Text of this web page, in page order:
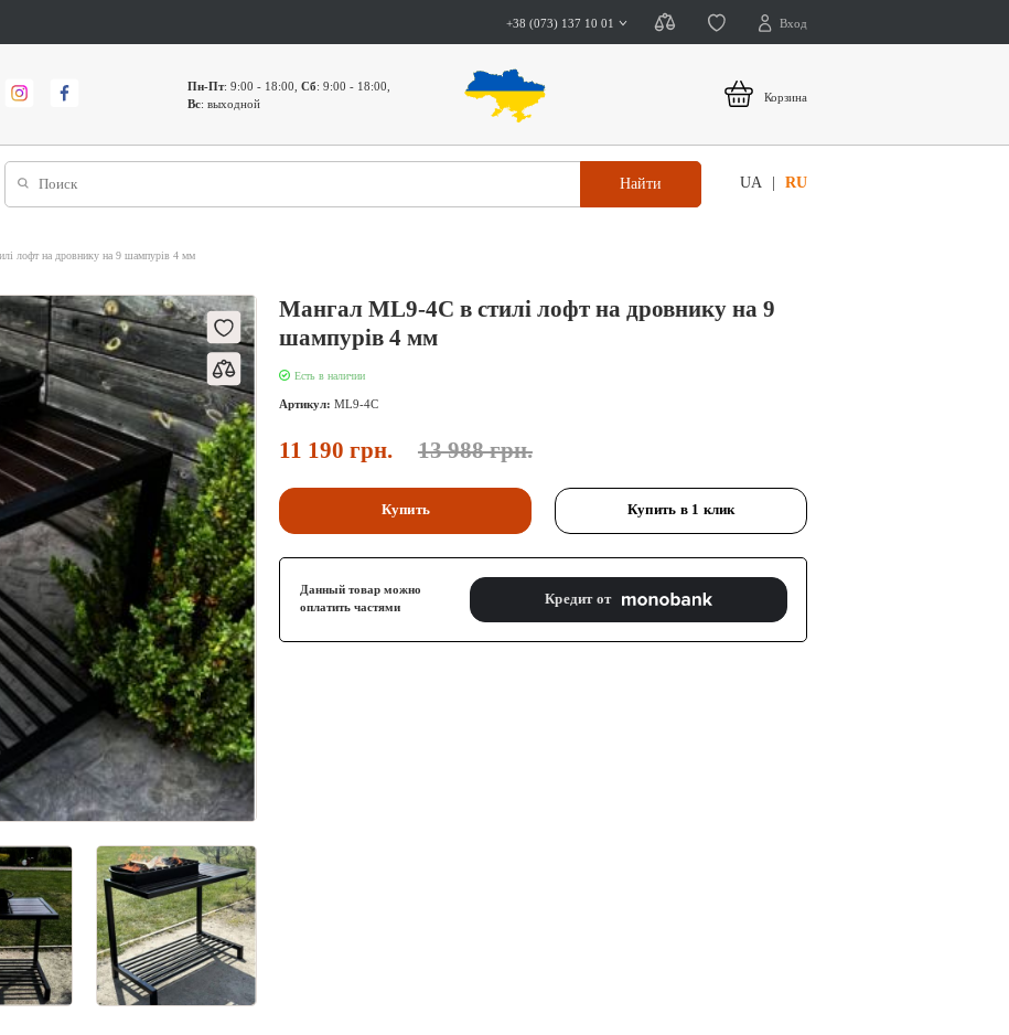
Вход
+38 (073) 137 10 01
Пн-Пт: 9:00 - 18:00,Сб: 9:00 - 18:00,
Вс: выходной Корзина
Найти UA RU
лофт на дровнику на 9 шампурів 4 мм
Мангал ML9-4С в стилі лофт на дровнику на 9
шампурів 4 мм
Есть в наличии
Артикул:ML9-4С
11 190 грн. 13 988 грн.
Купить Купить в 1 клик
Данный товар можно
оплатить частями
Кредит от